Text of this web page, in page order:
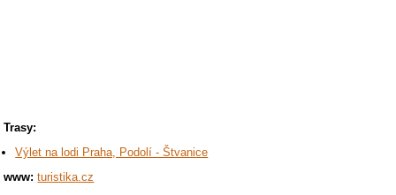
Trasy:
Výlet na lodi Praha, Podolí - Štvanice
www: turistika.cz